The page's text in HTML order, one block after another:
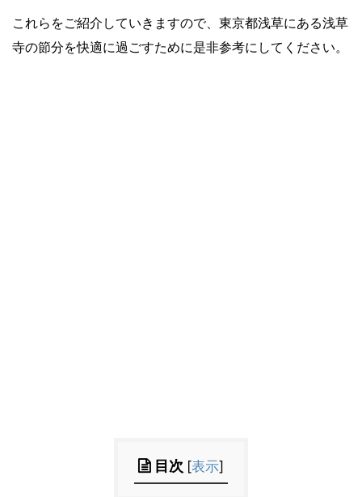
これらをご紹介していきますので、東京都浅草にある浅草
寺の節分を快適に過ごすために是非参考にしてください。
目次 [表示]